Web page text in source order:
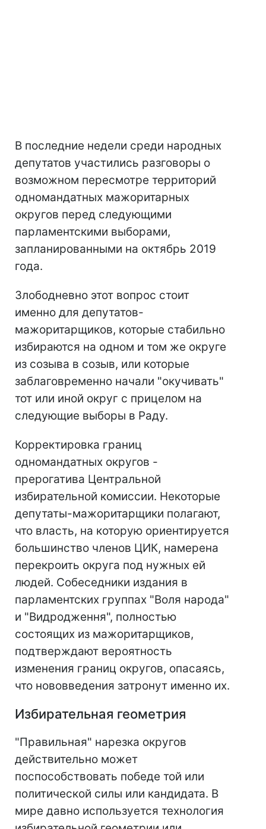
В последние недели среди народных
депутатов участились разговоры о
возможном пересмотре территорий
одномандатных мажоритарных
округов перед следующими
парламентскими выборами,
запланированными на октябрь 2019
года.
Злободневно этот вопрос стоит
именно для депутатов-
мажоритарщиков, которые стабильно
избираются на одном и том же округе
из созыва в созыв, или которые
заблаговременно начали "окучивать"
тот или иной округ с прицелом на
следующие выборы в Раду.
Корректировка границ
одномандатных округов -
прерогатива Центральной
избирательной комиссии. Некоторые
депутаты-мажоритарщики полагают,
что власть, на которую ориентируется
большинство членов ЦИК, намерена
перекроить округа под нужных ей
людей. Собеседники издания в
парламентских группах "Воля народа"
и "Видродження", полностью
состоящих из мажоритарщиков,
подтверждают вероятность
изменения границ округов, опасаясь,
что нововведения затронут именно их.
Избирательная геометрия
"Правильная" нарезка округов
действительно может
поспособствовать победе той или
политической силы или кандидата. В
мире давно используется технология